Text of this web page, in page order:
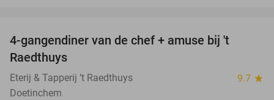
4-gangendiner van de chef + amuse bij 't
Raedthuys
Eterij & Tapperij ’t Raedthuys 9.7 star
Doetinchem